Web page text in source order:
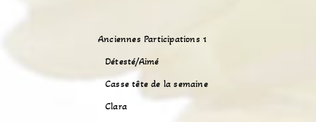
Anciennes Participations 1
Détesté/Aimé
Casse tête de la semaine
Clara